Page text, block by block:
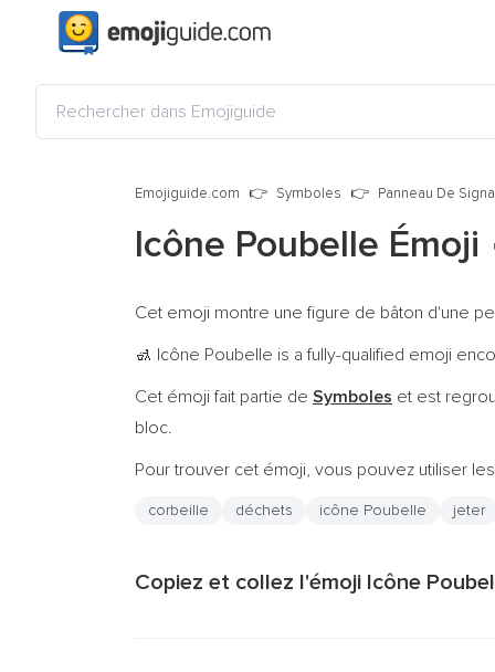
Emojiguide.com Symboles Panneau De
Icône Poubelle Émoji
Cet emoji montre une figure de bâton d'une
🚮 Icône Poubelle is a fully-qualified emoji
Cet émoji fait partie de Symboles et est
bloc.
Pour trouver cet émoji, vous pouvez utiliser
corbeille déchets icône Poubelle jeter
Copiez et collez l'émoji Icône